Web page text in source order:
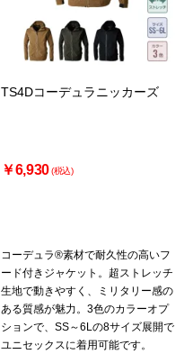
TS4Dコーデュラニッカーズ
￥6,930(税込)
コーデュラ®素材で耐久性の高いフ
ード付きジャケット。超ストレッチ
生地で動きやすく、ミリタリー感の
ある質感が魅力。3色のカラーオプ
ションで、SS～6Lの8サイズ展開で
ユニセックスに着用可能です。